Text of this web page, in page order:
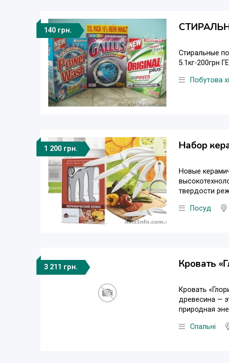
140 грн.
Стиральные
5.1кг-200грн
Побутова
1 200 грн. Набор
Новые
твердости
Посуд
3 211 грн. Кровать
Кровать
древесина —
природная
Спальні